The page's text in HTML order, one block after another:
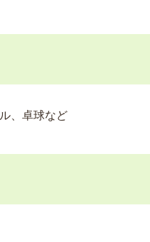
、卓球など